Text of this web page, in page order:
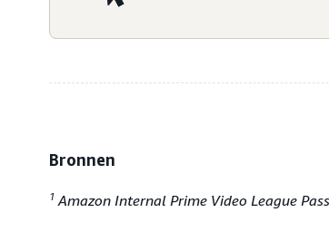
Bronnen
1 Amazon Internal Prime Video League